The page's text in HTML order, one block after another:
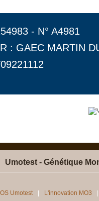
- N° A4981
: GAEC MARTIN
Umotest - Génétique
Umotest L'innovation MO3